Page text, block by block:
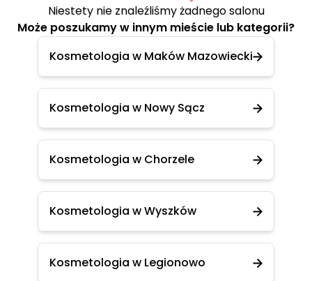
Niestety nie znaleźliśmy żadnego salonu
Może poszukamy w innym mieście lub kategorii?
Kosmetologia w Maków Mazowiecki
Kosmetologia w Nowy Sącz
Kosmetologia w Chorzele
Kosmetologia w Wyszków
Kosmetologia w Legionowo